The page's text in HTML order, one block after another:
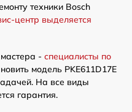
техники Bosch
центр выделяется
- специалисты по
модель PKE611D17E
На все виды
гарантия.